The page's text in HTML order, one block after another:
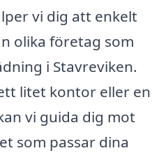
vi dig att enkelt
olika företag som
i Stavreviken.
litet kontor eller en
vi guida dig mot
som passar dina